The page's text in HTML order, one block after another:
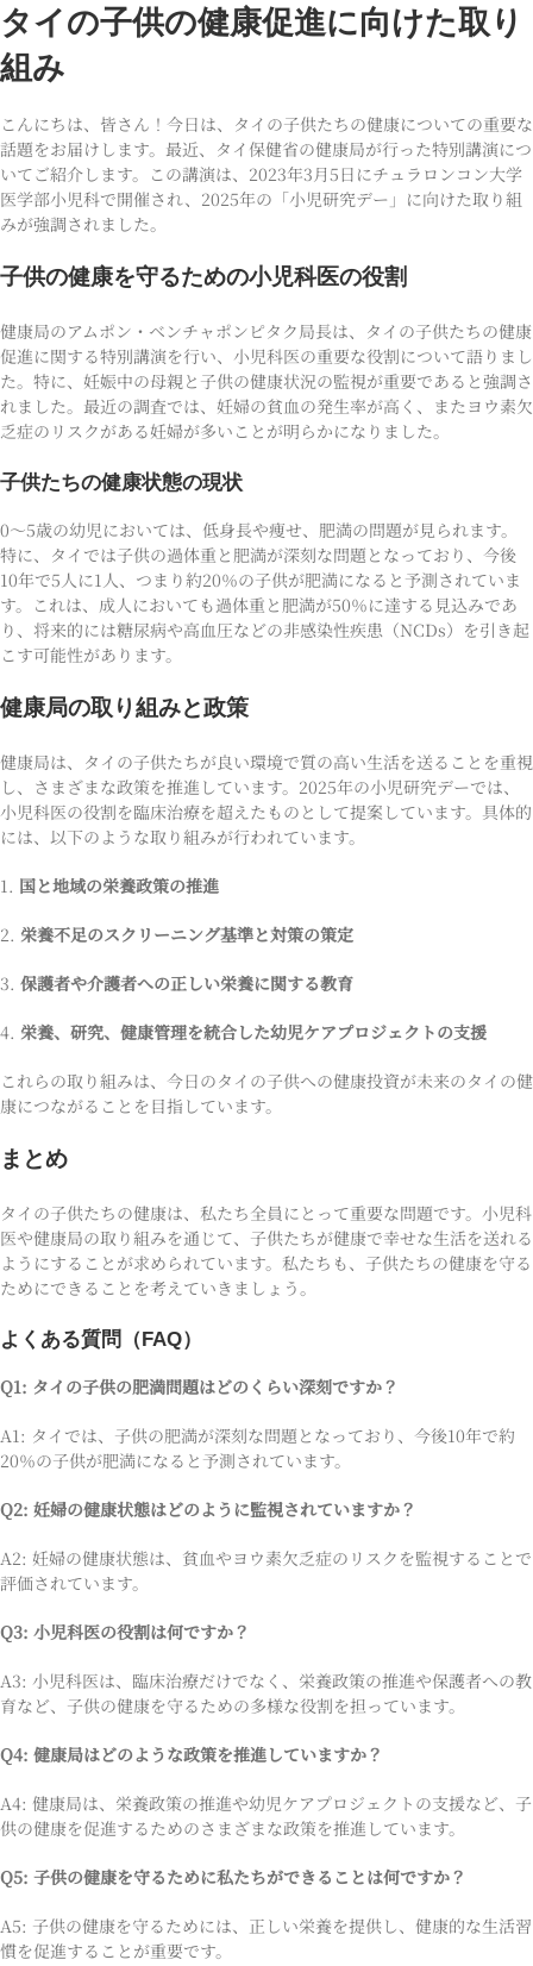
タイの子供の健康促進に向けた取り
組み
こんにちは、皆さん！今日は、タイの子供たちの健康についての重要な
話題をお届けします。最近、タイ保健省の健康局が行った特別講演につ
いてご紹介します。この講演は、2023年3月5日にチュラロンコン大学
医学部小児科で開催され、2025年の「小児研究デー」に向けた取り組
みが強調されました。
子供の健康を守るための小児科医の役割
健康局のアムポン・ベンチャポンピタク局長は、タイの子供たちの健康
促進に関する特別講演を行い、小児科医の重要な役割について語りまし
た。特に、妊娠中の母親と子供の健康状況の監視が重要であると強調さ
れました。最近の調査では、妊婦の貧血の発生率が高く、またヨウ素欠
乏症のリスクがある妊婦が多いことが明らかになりました。
子供たちの健康状態の現状
0〜5歳の幼児においては、低身長や痩せ、肥満の問題が見られます。
特に、タイでは子供の過体重と肥満が深刻な問題となっており、今後
10年で5人に1人、つまり約20％の子供が肥満になると予測されていま
す。これは、成人においても過体重と肥満が50％に達する見込みであ
り、将来的には糖尿病や高血圧などの非感染性疾患（NCDs）を引き起
こす可能性があります。
健康局の取り組みと政策
健康局は、タイの子供たちが良い環境で質の高い生活を送ることを重視
し、さまざまな政策を推進しています。2025年の小児研究デーでは、
小児科医の役割を臨床治療を超えたものとして提案しています。具体的
には、以下のような取り組みが行われています。
1. 国と地域の栄養政策の推進
2. 栄養不足のスクリーニング基準と対策の策定
3. 保護者や介護者への正しい栄養に関する教育
4. 栄養、研究、健康管理を統合した幼児ケアプロジェクトの支援
これらの取り組みは、今日のタイの子供への健康投資が未来のタイの健
康につながることを目指しています。
まとめ
タイの子供たちの健康は、私たち全員にとって重要な問題です。小児科
医や健康局の取り組みを通じて、子供たちが健康で幸せな生活を送れる
ようにすることが求められています。私たちも、子供たちの健康を守る
ためにできることを考えていきましょう。
よくある質問（FAQ）
Q1: タイの子供の肥満問題はどのくらい深刻ですか？
A1: タイでは、子供の肥満が深刻な問題となっており、今後10年で約
20％の子供が肥満になると予測されています。
Q2: 妊婦の健康状態はどのように監視されていますか？
A2: 妊婦の健康状態は、貧血やヨウ素欠乏症のリスクを監視することで
評価されています。
Q3: 小児科医の役割は何ですか？
A3: 小児科医は、臨床治療だけでなく、栄養政策の推進や保護者への教
育など、子供の健康を守るための多様な役割を担っています。
Q4: 健康局はどのような政策を推進していますか？
A4: 健康局は、栄養政策の推進や幼児ケアプロジェクトの支援など、子
供の健康を促進するためのさまざまな政策を推進しています。
Q5: 子供の健康を守るために私たちができることは何ですか？
A5: 子供の健康を守るためには、正しい栄養を提供し、健康的な生活習
慣を促進することが重要です。